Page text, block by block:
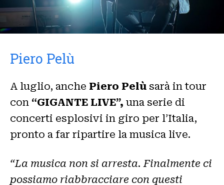
Piero Pelù
A luglio, anche Piero Pelù sarà in tour
con “GIGANTE LIVE”, una serie di
concerti esplosivi in giro per l’Italia,
pronto a far ripartire la musica live.
“La musica non si arresta. Finalmente ci
possiamo riabbracciare con questi